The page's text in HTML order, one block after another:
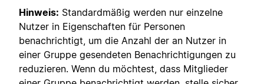
Hinweis: Standardmäßig werden nur einzelne
Nutzer in Eigenschaften für Personen
benachrichtigt, um die Anzahl der an Nutzer in
einer Gruppe gesendeten Benachrichtigungen zu
reduzieren. Wenn du möchtest, dass Mitglieder